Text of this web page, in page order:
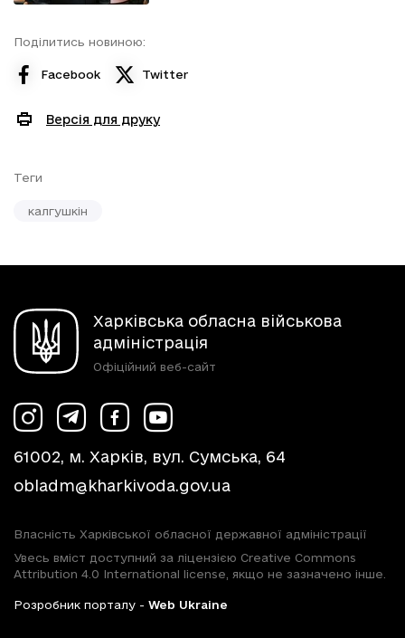
Поділитись новиною:
Facebook Twitter
Версія для друку
Теги
калгушкін
Харківська обласна військова
адміністрація
Офіційний веб-сайт
61002, м. Харків, вул. Сумська, 64
obladm@kharkivoda.gov.ua
Власність Харківської обласної державної адміністрації
Увесь вміст доступний за ліцензією Creative Commons
Attribution 4.0 International license, якщо не зазначено інше.
Розробник порталу - Web Ukraine